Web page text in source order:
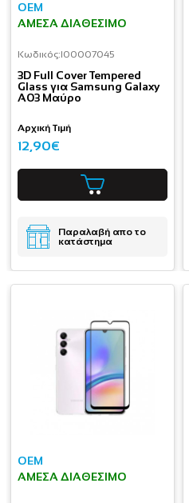
OEM
ΆΜΕΣΑ ΔΙΑΘΈΣΙΜΟ
Κωδικός:I00007045
3D Full Cover Tempered
Glass για Samsung Galaxy
A03 Μαύρο
Αρχική Τιμή
12,90€
Παραλαβή απο το
κατάστημα
OEM
ΆΜΕΣΑ ΔΙΑΘΈΣΙΜΟ